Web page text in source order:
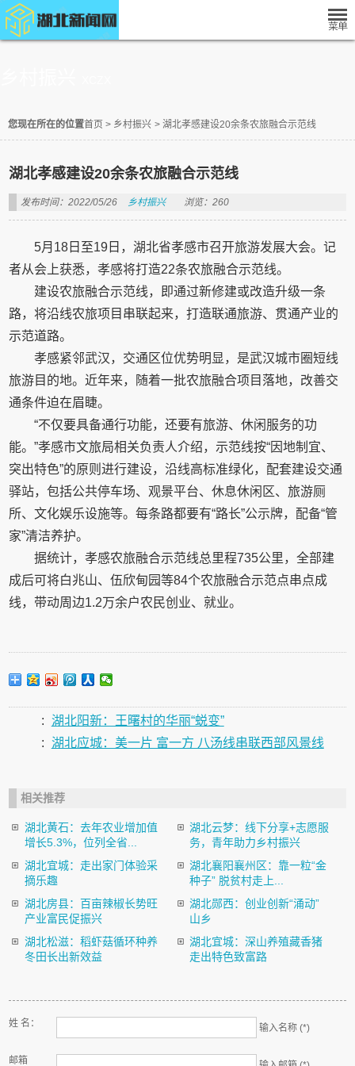
您现在所在的位置首页 > 乡村振兴 > 湖北孝感建设20余条农旅融合示范线
湖北孝感建设20余条农旅融合示范线
发布时间：2022/05/26 乡村振兴 浏览：260
5月18日至19日，湖北省孝感市召开旅游发展大会。记
者从会上获悉，孝感将打造22条农旅融合示范线。
建设农旅融合示范线，即通过新修建或改造升级一条
路，将沿线农旅项目串联起来，打造联通旅游、贯通产业的
示范道路。
孝感紧邻武汉，交通区位优势明显，是武汉城市圈短线
旅游目的地。近年来，随着一批农旅融合项目落地，改善交
通条件迫在眉睫。
“不仅要具备通行功能，还要有旅游、休闲服务的功
能。”孝感市文旅局相关负责人介绍，示范线按“因地制宜、
突出特色”的原则进行建设，沿线高标准绿化，配套建设交通
驿站，包括公共停车场、观景平台、休息休闲区、旅游厕
所、文化娱乐设施等。每条路都要有“路长”公示牌，配备“管
家”清洁养护。
据统计，孝感农旅融合示范线总里程735公里，全部建
成后可将白兆山、伍欣甸园等84个农旅融合示范点串点成
线，带动周边1.2万余户农民创业、就业。
: 湖北阳新：王曙村的华丽“蜕变”
: 湖北应城：美一片 富一方 八汤线串联西部风景线
相关推荐
湖北黄石：去年农业增加值
增长5.3%，位列全省...
湖北云梦：线下分享+志愿服
务，青年助力乡村振兴
湖北宜城：走出家门体验采
摘乐趣
湖北襄阳襄州区：靠一粒“金
种子” 脱贫村走上...
湖北房县：百亩辣椒长势旺
产业富民促振兴
湖北郧西：创业创新“涌动”
山乡
湖北松滋：稻虾菇循环种养
冬田长出新效益
湖北宜城：深山养殖藏香猪
走出特色致富路
姓 名： 输入名称 (*)
邮箱